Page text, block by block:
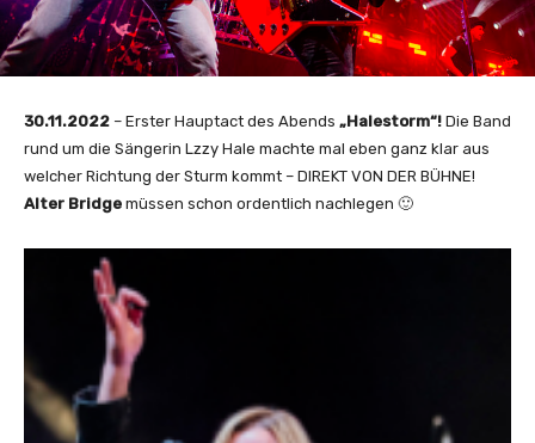
30.11.2022 – Erster Hauptact des Abends „Halestorm“! Die Band
rund um die Sängerin Lzzy Hale machte mal eben ganz klar aus
welcher Richtung der Sturm kommt – DIREKT VON DER BÜHNE!
Alter Bridge müssen schon ordentlich nachlegen 🙂